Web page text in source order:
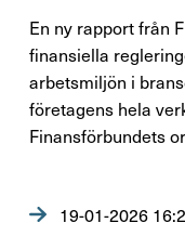
En ny rapport från
finansiella
arbetsmiljön i
företagens hela
Finansförbundets
19-01-2026